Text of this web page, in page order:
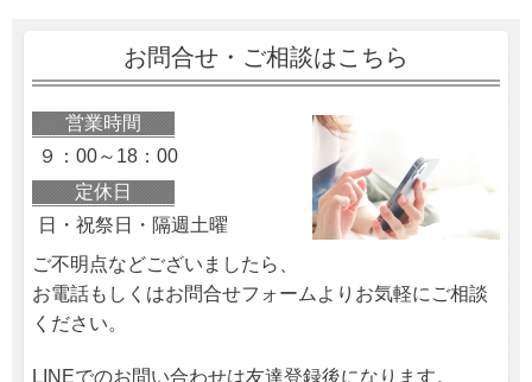
お問合せ・ご相談はこちら
営業時間
９：00～18：00
定休日
日・祝祭日・隔週土曜
ご不明点などございましたら、
お電話もしくはお問合せフォームよりお気軽にご相談
ください。
LINEでのお問い合わせは友達登録後になります。